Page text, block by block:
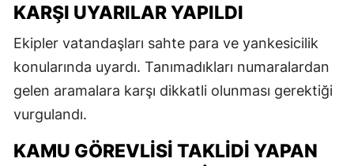
KARŞI UYARILAR YAPILDI
Ekipler vatandaşları sahte para ve yankesicilik
konularında uyardı. Tanımadıkları numaralardan
gelen aramalara karşı dikkatli olunması gerektiği
vurgulandı.
KAMU GÖREVLISI TAKLIDI YAPAN